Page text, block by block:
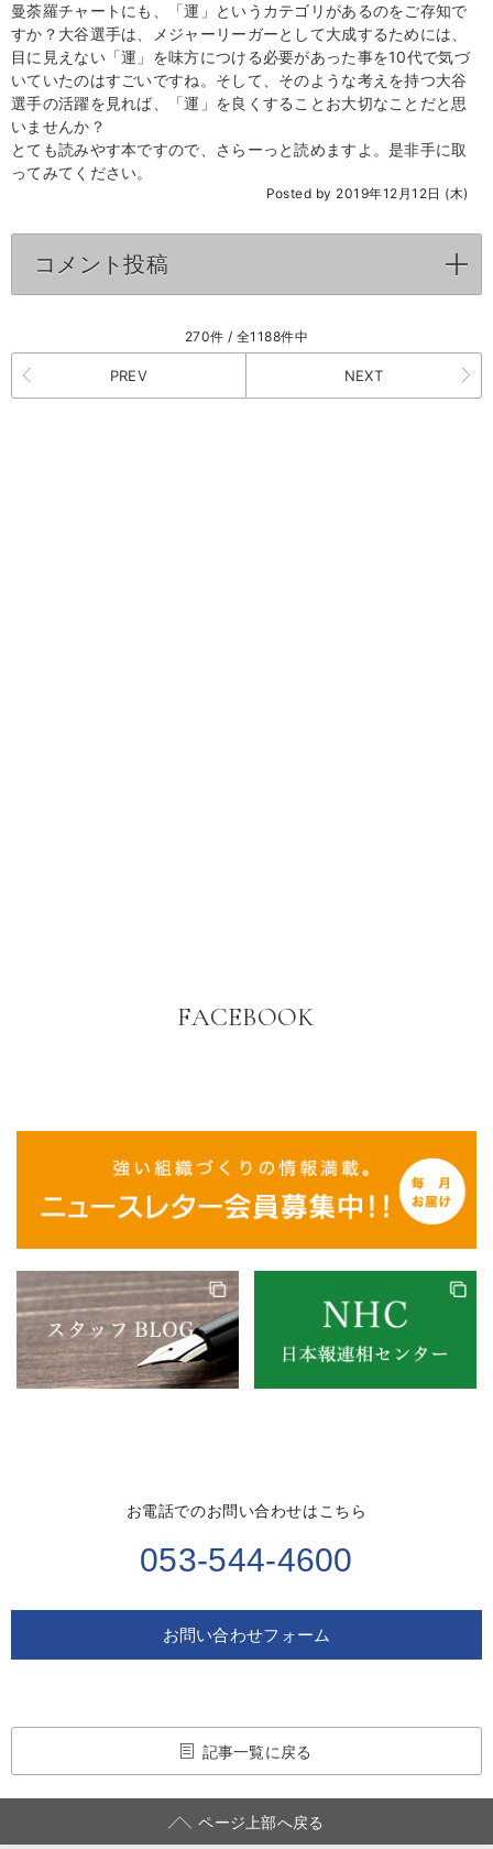
曼荼羅チャートにも、「運」というカテゴリがあるのをご存知で
すか？大谷選手は、メジャーリーガーとして大成するためには、
目に見えない「運」を味方につける必要があった事を10代で気づ
いていたのはすごいですね。そして、そのような考えを持つ大谷
選手の活躍を見れば、「運」を良くすることお大切なことだと思
いませんか？
とても読みやす本ですので、さらーっと読めますよ。是非手に取
ってみてください。
Posted by 2019年12月12日 (木)
コメント投稿
270件 / 全1188件中
PREV NEXT
FACEBOOK
お電話でのお問い合わせはこちら
053-544-4600
お問い合わせフォーム
記事一覧に戻る
ページ上部へ戻る